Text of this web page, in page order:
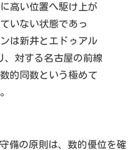
高い位置へ駆け上が
いない状態であっ
は新井とエドゥアル
、対する名古屋の前線
的同数という極めて
備の原則は、数的優位を確